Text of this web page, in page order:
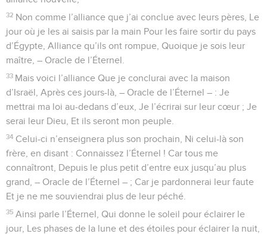
32 Non comme l’alliance que j’ai conclue avec leurs pères, Le
jour où je les ai saisis par la main Pour les faire sortir du pays
d’Égypte, Alliance qu’ils ont rompue, Quoique je sois leur
maître, – Oracle de l’Éternel.
33 Mais voici l’alliance Que je conclurai avec la maison
d’Israël, Après ces jours-là, – Oracle de l’Éternel – : Je
mettrai ma loi au-dedans d’eux, Je l’écrirai sur leur cœur ; Je
serai leur Dieu, Et ils seront mon peuple.
34 Celui-ci n’enseignera plus son prochain, Ni celui-là son
frère, en disant : Connaissez l’Éternel ! Car tous me
connaîtront, Depuis le plus petit d’entre eux jusqu’au plus
grand, – Oracle de l’Éternel – ; Car je pardonnerai leur faute
Et je ne me souviendrai plus de leur péché.
35 Ainsi parle l’Éternel, Qui donne le soleil pour éclairer le
jour, Les phases de la lune et des étoiles pour éclairer la nuit,